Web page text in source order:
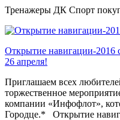
Тренажеры ДК Спорт
Открытие навигации-
26 апреля!
Приглашаем всех
торжественное
компании «Инфофлот»,
Городце.* Открытие